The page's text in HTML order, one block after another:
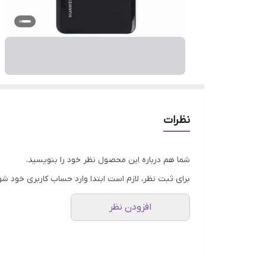
نظرات
شما هم درباره این محصول نظر خود را بنویسید.
برای ثبت نظر، لازم است ابتدا وارد حساب کاربری خود
افزودن نظر